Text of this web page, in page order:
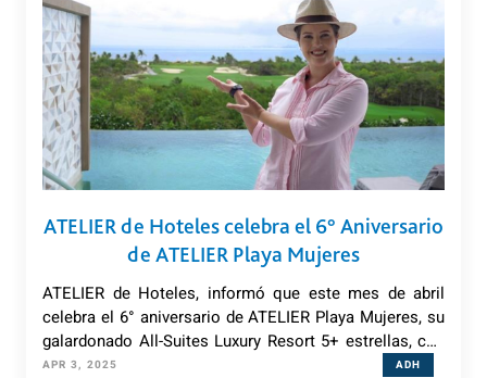
ATELIER de Hoteles celebra el 6° Aniversario
de ATELIER Playa Mujeres
ATELIER de Hoteles, informó que este mes de abril
celebra el 6° aniversario de ATELIER Playa Mujeres, su
galardonado All-Suites Luxury Resort 5+ estrellas, con
un concepto todo incluido sólo para adultos.
APR 3, 2025 ADH